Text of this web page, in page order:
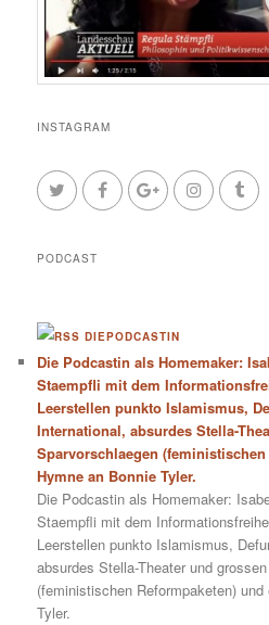
INSTAGRAM
PODCAST
DIEPODCASTIN
Die Podcastin als Homemaker:
Staempfli mit dem
Leerstellen punkto Islamismus,
International, absurdes Stella-
Sparvorschlaegen
Hymne an Bonnie Tyler.
Die Podcastin als Homemaker:
Staempfli mit dem
Leerstellen punkto Islamismus,
absurdes Stella-Theater und
(feministischen Reformpaketen)
Tyler.